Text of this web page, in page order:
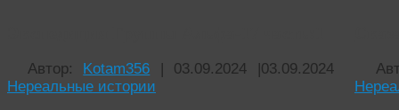
Автор: Kotam356 | 03.09.2024 |03.09.2024
Нереальные истории